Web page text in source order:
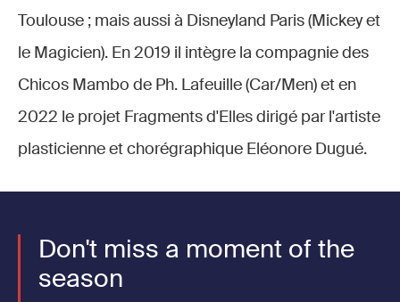
Toulouse ; mais aussi à Disneyland Paris (Mickey et
le Magicien). En 2019 il intègre la compagnie des
Chicos Mambo de Ph. Lafeuille (Car/Men) et en
2022 le projet Fragments d'Elles dirigé par l'artiste
plasticienne et chorégraphique Eléonore Dugué.
Don't miss a moment of the
season